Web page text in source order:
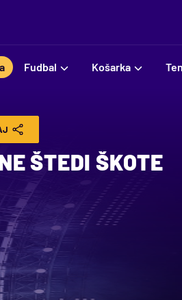
Fudbal Košarka
ŠTEDI ŠKOTE